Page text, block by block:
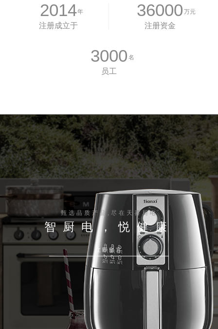
2014年
注册成立于
36000 万元
注册资金
3000 名
员工
甄选品质产品,尽在天喜厨电
智厨电，悦健康
立即留言